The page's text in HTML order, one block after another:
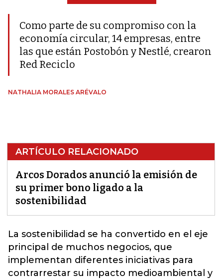
Como parte de su compromiso con la
economía circular, 14 empresas, entre
las que están Postobón y Nestlé, crearon
Red Reciclo
NATHALIA MORALES ARÉVALO
ARTÍCULO RELACIONADO
Arcos Dorados anunció la emisión de
su primer bono ligado a la
sostenibilidad
La sostenibilidad se ha convertido en el eje
principal de muchos negocios, que
implementan diferentes iniciativas para
contrarrestar su impacto medioambiental y